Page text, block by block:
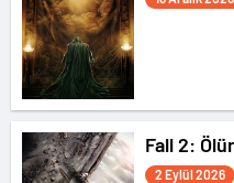
Fall 2:
2 Eylül 2026